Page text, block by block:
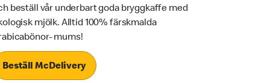
beställ vår underbart goda bryggkaffe med
mjölk. Alltid 100% färskmalda
mums!
Beställ McDelivery